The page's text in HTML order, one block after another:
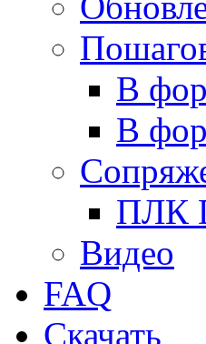
В
В
ПЛК
Видео
FAQ
Скачать